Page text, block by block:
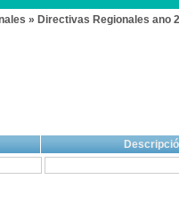
» Directivas Regionales ano